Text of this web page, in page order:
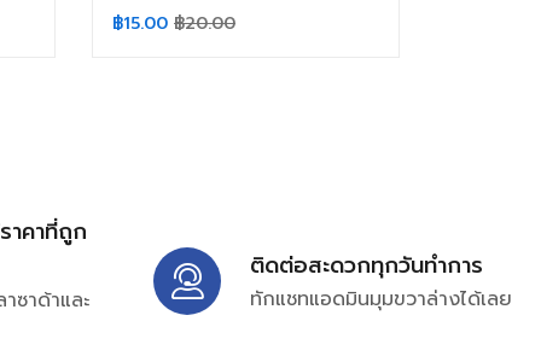
฿15.00 ฿20.00
าคาที่ถูก
ซาด้าและ
ติดต่อสะดวกทุกวันทำการ
ทักแชทแอดมินมุมขวาล่างได้เลย